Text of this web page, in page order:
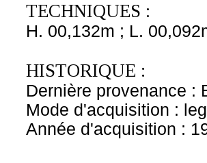
TECHNIQUES :
H. 00,132m ; L.
HISTORIQUE :
Dernière provenance :
Mode d'acquisition :
Année d'acquisition :